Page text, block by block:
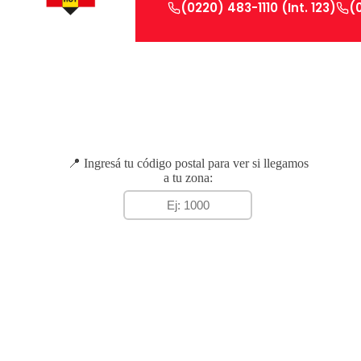
(0220) 483-1110 (Int. 123)
📍 Ingresá tu código postal para ver si llegamos
a tu zona: